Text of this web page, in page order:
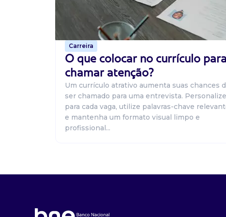
Carreira
O que colocar no currículo para
chamar atenção?
Um currículo atrativo aumenta suas chances
ser chamado para uma entrevista.
para cada vaga, utilize palavras-chave
e mantenha um formato visual limpo e
profissional...